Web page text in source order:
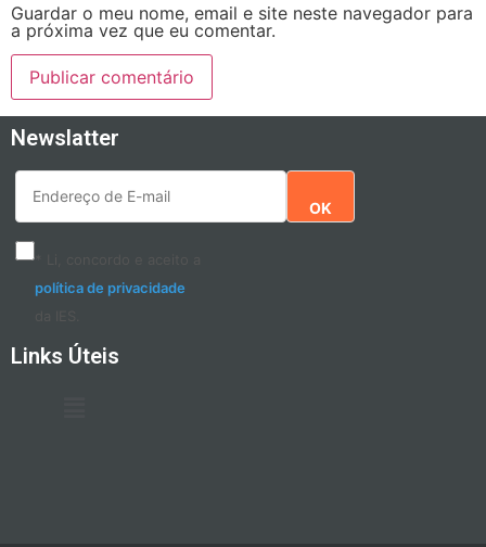
Guardar o meu nome, email e site neste navegador para
a próxima vez que eu comentar.
Newslatter
OK
política de privacidade
Links Úteis